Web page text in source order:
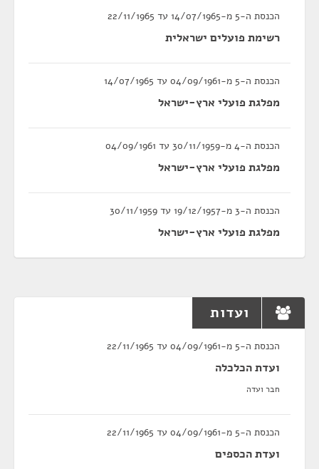
הכנסת ה-5 מ-14/07/1965 עד 22/11/1965
רשימת פועלים ישראלית
הכנסת ה-5 מ-04/09/1961 עד 14/07/1965
מפלגת פועלי ארץ-ישראל
הכנסת ה-4 מ-30/11/1959 עד 04/09/1961
מפלגת פועלי ארץ-ישראל
הכנסת ה-3 מ-19/12/1957 עד 30/11/1959
מפלגת פועלי ארץ-ישראל
ועדות
הכנסת ה-5 מ-04/09/1961 עד 22/11/1965
ועדת הכלכלה
חבר ועדה
הכנסת ה-5 מ-04/09/1961 עד 22/11/1965
ועדת הכספים